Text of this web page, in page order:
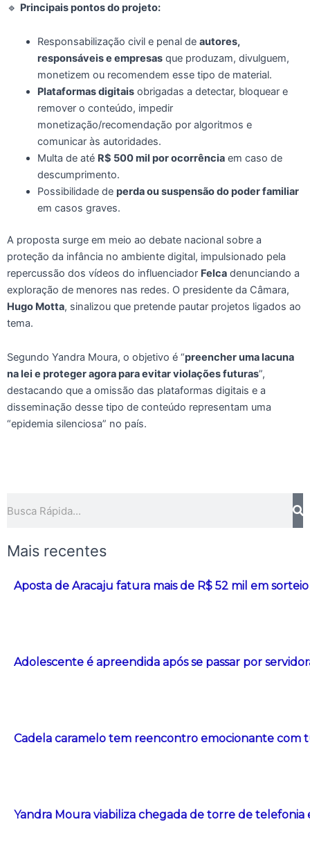
🔹 Principais pontos do projeto:
Responsabilização civil e penal de autores,
responsáveis e empresasque produzam, divulguem,
monetizem ou recomendem esse tipo de material.
Plataformas digitaisobrigadas a detectar, bloquear e
remover o conteúdo, impedir
monetização/recomendação por algoritmos e
comunicar às autoridades.
Multa de até R$ 500 mil por ocorrênciaem caso de
descumprimento.
Possibilidade de perda ou suspensão do poder familiar
em casos graves.
A proposta surge em meio ao debate nacional sobre a
proteção da infância no ambiente digital, impulsionado pela
repercussão dos vídeos do influenciador Felca denunciando a
exploração de menores nas redes. O presidente da Câmara,
Hugo Motta, sinalizou que pretende pautar projetos ligados ao
tema.
Segundo Yandra Moura, o objetivo é “preencher uma lacuna
na lei e proteger agora para evitar violações futuras”,
destacando que a omissão das plataformas digitais e a
disseminação desse tipo de conteúdo representam uma
“epidemia silenciosa” no país.
Mais recentes
Aposta de Aracaju fatura mais de R$ 52 mil em
Adolescente é apreendida após se passar por
Cadela caramelo tem reencontro emocionante com
Yandra Moura viabiliza chegada de torre de telefonia